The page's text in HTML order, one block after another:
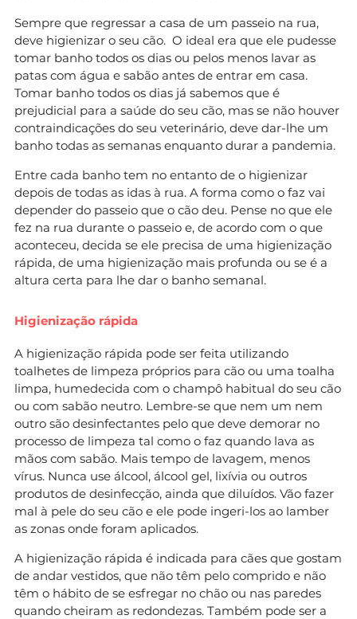
Sempre que regressar a casa de um passeio na rua,
deve higienizar o seu cão. O ideal era que ele pudesse
tomar banho todos os dias ou pelos menos lavar as
patas com água e sabão antes de entrar em casa.
Tomar banho todos os dias já sabemos que é
prejudicial para a saúde do seu cão, mas se não houver
contraindicações do seu veterinário, deve dar-lhe um
banho todas as semanas enquanto durar a pandemia.
Entre cada banho tem no entanto de o higienizar
depois de todas as idas à rua. A forma como o faz vai
depender do passeio que o cão deu. Pense no que ele
fez na rua durante o passeio e, de acordo com o que
aconteceu, decida se ele precisa de uma higienização
rápida, de uma higienização mais profunda ou se é a
altura certa para lhe dar o banho semanal.
Higienização rápida
A higienização rápida pode ser feita utilizando
toalhetes de limpeza próprios para cão ou uma toalha
limpa, humedecida com o champô habitual do seu cão
ou com sabão neutro. Lembre-se que nem um nem
outro são desinfectantes pelo que deve demorar no
processo de limpeza tal como o faz quando lava as
mãos com sabão. Mais tempo de lavagem, menos
vírus. Nunca use álcool, álcool gel, lixívia ou outros
produtos de desinfecção, ainda que diluídos. Vão fazer
mal à pele do seu cão e ele pode ingeri-los ao lamber
as zonas onde foram aplicados.
A higienização rápida é indicada para cães que gostam
de andar vestidos, que não têm pelo comprido e não
têm o hábito de se esfregar no chão ou nas paredes
quando cheiram as redondezas. Também pode ser a